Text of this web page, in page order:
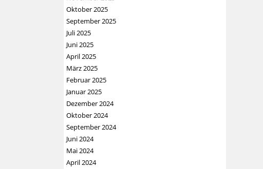
Oktober 2025
September 2025
Juli 2025
Juni 2025
April 2025
März 2025
Februar 2025
Januar 2025
Dezember 2024
Oktober 2024
September 2024
Juni 2024
Mai 2024
April 2024